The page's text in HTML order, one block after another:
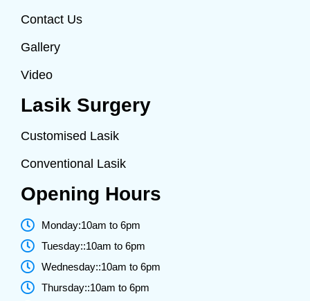
Contact Us
Gallery
Video
Lasik Surgery
Customised Lasik
Conventional Lasik
Opening Hours
Monday:10am to 6pm
Tuesday::10am to 6pm
Wednesday::10am to 6pm
Thursday::10am to 6pm